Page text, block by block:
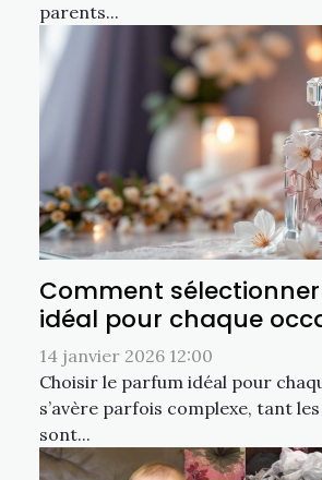
parents...
Comment
idéal pour chaque
14 janvier 2026 12:00
Choisir le parfum idéal pour
s’avère parfois complexe, tant
sont...